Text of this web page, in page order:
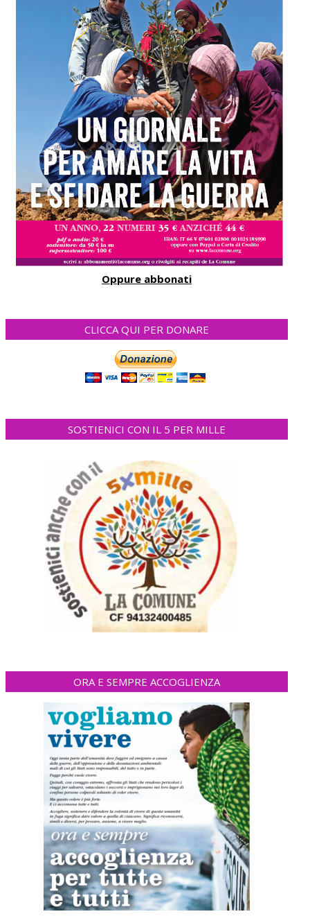
Oppure abbonati
CLICCA QUI PER DONARE
SOSTIENICI CON IL 5 PER MILLE
ORA E SEMPRE ACCOGLIENZA